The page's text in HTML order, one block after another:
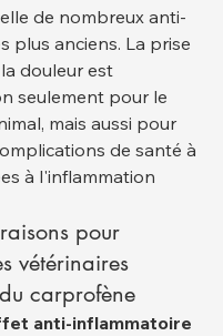
de nombreux anti-
plus anciens. La prise
douleur est
seulement pour le
mais aussi pour
de santé à
à l'inflammation
pour
vétérinaires
carprofène
anti-inflammatoire